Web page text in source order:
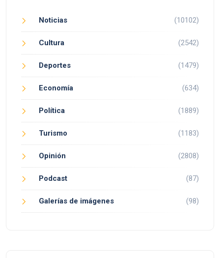
Noticias (10102)
Cultura (2542)
Deportes (1479)
Economía (634)
Política (1889)
Turismo (1183)
Opinión (2808)
Podcast (87)
Galerías de imágenes (98)